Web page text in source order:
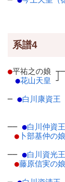
系譜4
●平祐之の娘 ┬
●花山天皇 ┘
─ ●白川康資王
── ●白川仲資王
● 卜部基仲の娘
── ●白川資光王
●藤原信実の娘